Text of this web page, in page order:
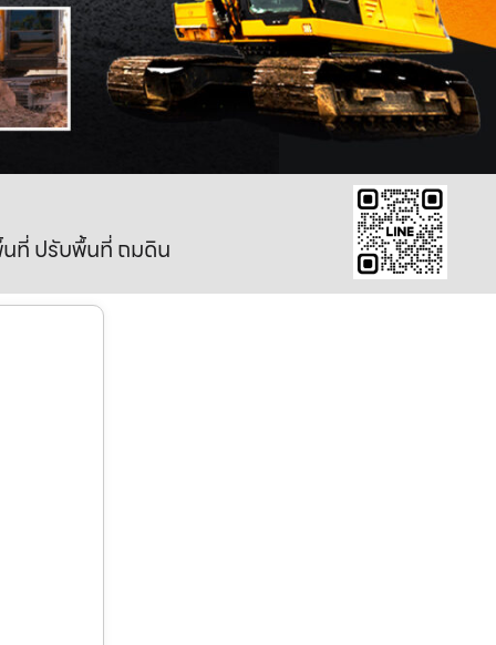
นที่ ปรับพื้นที่ ถมดิน